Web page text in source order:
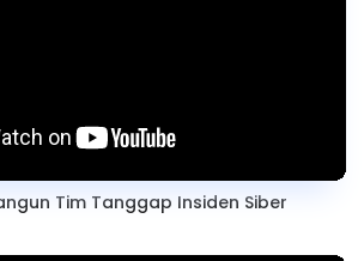
Tim Tanggap Insiden Siber